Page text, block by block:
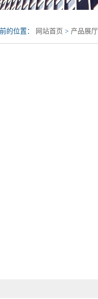
的位置： 网站首页 > 产品展厅